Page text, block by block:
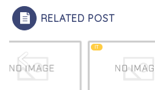
RELATED POST
IT